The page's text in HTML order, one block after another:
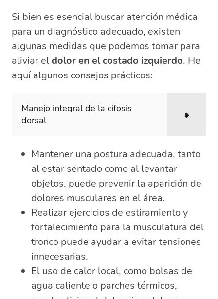
Si bien es esencial buscar atención médica
para un diagnóstico adecuado, existen
algunas medidas que podemos tomar para
aliviar eldolor en el costado izquierdo. He
aquí algunos consejos prácticos:
Manejo integral de la cifosis
dorsal
Mantener una postura adecuada, tanto
al estar sentado como al levantar
objetos, puede prevenir la aparición de
dolores musculares en el área.
Realizar ejercicios de estiramiento y
fortalecimiento para la musculatura del
tronco puede ayudar a evitar tensiones
innecesarias.
El uso de calor local, como bolsas de
agua caliente o parches térmicos,